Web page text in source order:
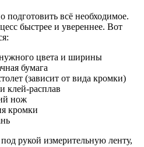
подготовить всё необходимое.
быстрее и увереннее. Вот
цвета и ширины
бумага
(зависит от вида кромки)
клей-расплав
нож
кромки
рукой измерительную ленту,